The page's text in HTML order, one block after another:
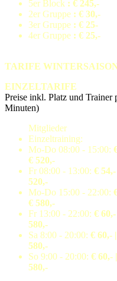
5er Block : € 245,-
2er Gruppe : € 30,-
3er Gruppe : € 25-
4er Gruppe : € 25,-
TARIFE
EINZELTARIFE
Preise inkl. Platz und Trainer
Minuten)
Mitglieder
Einzeltraining:
Mo-Do 08:00 - 15:00:
€ 520,-
Fr 08:00 - 13:00: €
520,-
Mo-Do 15:00 - 22:00:
€ 580,-
Fr 13:00 - 22:00: €
580,-
Sa 8:00 - 20:00: € 60,-
580,-
So 9:00 - 20:00: € 60,-
580,-